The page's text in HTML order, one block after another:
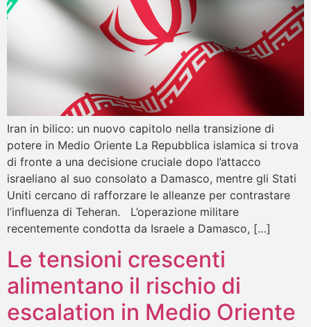
Iran in bilico: un nuovo capitolo nella transizione di
potere in Medio Oriente La Repubblica islamica si trova
di fronte a una decisione cruciale dopo l’attacco
israeliano al suo consolato a Damasco, mentre gli Stati
Uniti cercano di rafforzare le alleanze per contrastare
l’influenza di Teheran. L’operazione militare
recentemente condotta da Israele a Damasco, […]
Le tensioni crescenti
alimentano il rischio di
escalation in Medio Oriente